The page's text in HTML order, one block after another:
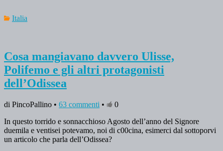
Italia
Cosa mangiavano davvero Ulisse,
Polifemo e gli altri protagonisti
dell’Odissea
di PincoPallino • 63 commenti •
0
In questo torrido e sonnacchioso Agosto dell’anno del Signore
duemila e ventisei potevamo, noi di c00cina, esimerci dal sottoporvi
un articolo che parla dell’Odissea?